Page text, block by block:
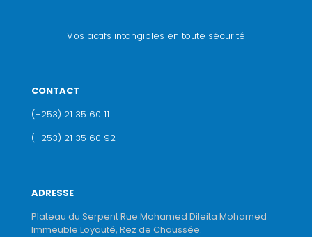
Vos actifs intangibles en toute sécurité
CONTACT
(+253) 21 35 60 11
(+253) 21 35 60 92
ADRESSE
Plateau du Serpent Rue Mohamed Dileita Mohamed
Immeuble Loyauté, Rez de Chaussée.